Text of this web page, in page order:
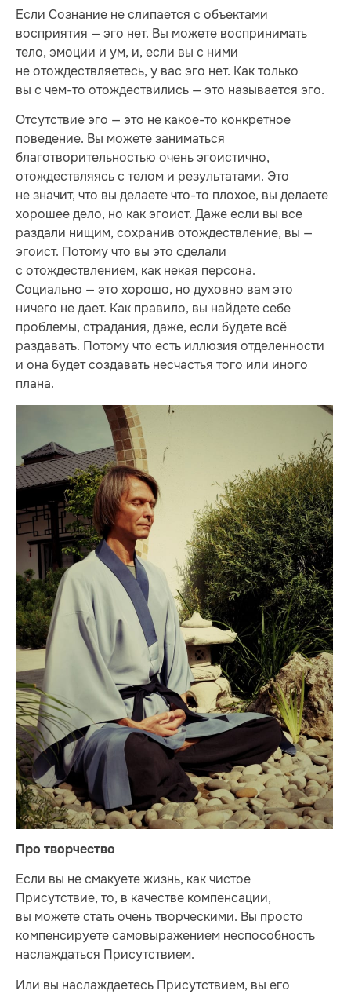
Если Сознание не слипается с объектами
восприятия — эго нет. Вы можете воспринимать
тело, эмоции и ум, и, если вы с ними
не отождествляетесь, у вас эго нет. Как только
вы с чем-то отождествились — это называется эго.
Отсутствие эго — это не какое-то конкретное
поведение. Вы можете заниматься
благотворительностью очень эгоистично,
отождествляясь с телом и результатами. Это
не значит, что вы делаете что-то плохое, вы делаете
хорошее дело, но как эгоист. Даже если вы все
раздали нищим, сохранив отождествление, вы —
эгоист. Потому что вы это сделали
с отождествлением, как некая персона.
Социально — это хорошо, но духовно вам это
ничего не дает. Как правило, вы найдете себе
проблемы, страдания, даже, если будете всё
раздавать. Потому что есть иллюзия отделенности
и она будет создавать несчастья того или иного
плана.
Про творчество
Если вы не смакуете жизнь, как чистое
Присутствие, то, в качестве компенсации,
вы можете стать очень творческими. Вы просто
компенсируете самовыражением неспособность
наслаждаться Присутствием.
Или вы наслаждаетесь Присутствием, вы его